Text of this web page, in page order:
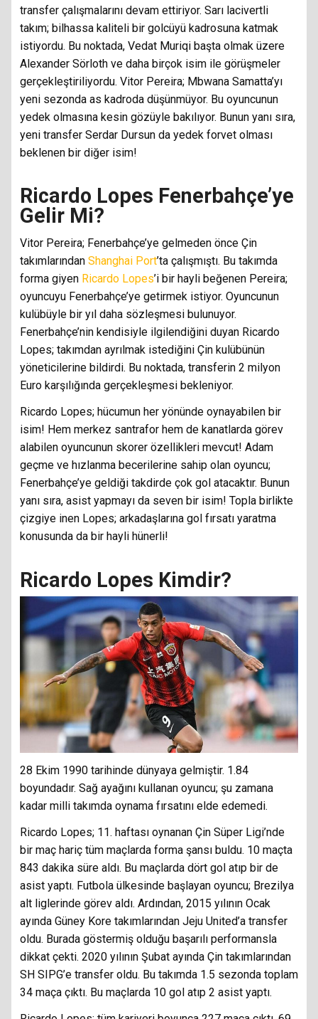
transfer çalışmalarını devam ettiriyor. Sarı lacivertli
takım; bilhassa kaliteli bir golcüyü kadrosuna katmak
istiyordu. Bu noktada, Vedat Muriqi başta olmak üzere
Alexander Sörloth ve daha birçok isim ile görüşmeler
gerçekleştiriliyordu. Vitor Pereira; Mbwana Samatta’yı
yeni sezonda as kadroda düşünmüyor. Bu oyuncunun
yedek olmasına kesin gözüyle bakılıyor. Bunun yanı sıra,
yeni transfer Serdar Dursun da yedek forvet olması
beklenen bir diğer isim!
Ricardo Lopes Fenerbahçe’ye
Gelir Mi?
Vitor Pereira; Fenerbahçe’ye gelmeden önce Çin
takımlarından Shanghai Port’ta çalışmıştı. Bu takımda
forma giyen Ricardo Lopes’i bir hayli beğenen Pereira;
oyuncuyu Fenerbahçe’ye getirmek istiyor. Oyuncunun
kulübüyle bir yıl daha sözleşmesi bulunuyor.
Fenerbahçe’nin kendisiyle ilgilendiğini duyan Ricardo
Lopes; takımdan ayrılmak istediğini Çin kulübünün
yöneticilerine bildirdi. Bu noktada, transferin 2 milyon
Euro karşılığında gerçekleşmesi bekleniyor.
Ricardo Lopes; hücumun her yönünde oynayabilen bir
isim! Hem merkez santrafor hem de kanatlarda görev
alabilen oyuncunun skorer özellikleri mevcut! Adam
geçme ve hızlanma becerilerine sahip olan oyuncu;
Fenerbahçe’ye geldiği takdirde çok gol atacaktır. Bunun
yanı sıra, asist yapmayı da seven bir isim! Topla birlikte
çizgiye inen Lopes; arkadaşlarına gol fırsatı yaratma
konusunda da bir hayli hünerli!
Ricardo Lopes Kimdir?
28 Ekim 1990 tarihinde dünyaya gelmiştir. 1.84
boyundadır. Sağ ayağını kullanan oyuncu; şu zamana
kadar milli takımda oynama fırsatını elde edemedi.
Ricardo Lopes; 11. haftası oynanan Çin Süper Ligi’nde
bir maç hariç tüm maçlarda forma şansı buldu. 10 maçta
843 dakika süre aldı. Bu maçlarda dört gol atıp bir de
asist yaptı. Futbola ülkesinde başlayan oyuncu; Brezilya
alt liglerinde görev aldı. Ardından, 2015 yılının Ocak
ayında Güney Kore takımlarından Jeju United’a transfer
oldu. Burada göstermiş olduğu başarılı performansla
dikkat çekti. 2020 yılının Şubat ayında Çin takımlarından
SH SIPG’e transfer oldu. Bu takımda 1.5 sezonda toplam
34 maça çıktı. Bu maçlarda 10 gol atıp 2 asist yaptı.